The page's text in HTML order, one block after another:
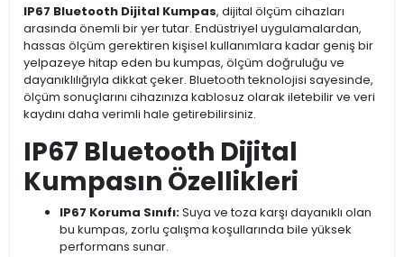
IP67 Bluetooth Dijital Kumpas, dijital ölçüm cihazları
arasında önemli bir yer tutar. Endüstriyel uygulamalardan,
hassas ölçüm gerektiren kişisel kullanımlara kadar geniş bir
yelpazeye hitap eden bu kumpas, ölçüm doğruluğu ve
dayanıklılığıyla dikkat çeker. Bluetooth teknolojisi sayesinde,
ölçüm sonuçlarını cihazınıza kablosuz olarak iletebilir ve veri
kaydını daha verimli hale getirebilirsiniz.
IP67 Bluetooth Dijital
Kumpasın Özellikleri
IP67 Koruma Sınıfı:Suya ve toza karşı dayanıklı olan
bu kumpas, zorlu çalışma koşullarında bile yüksek
performans sunar.